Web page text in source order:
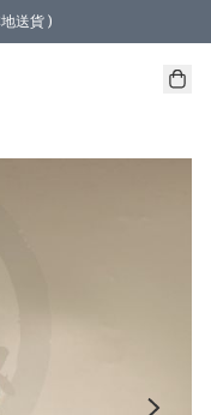
送貨 )